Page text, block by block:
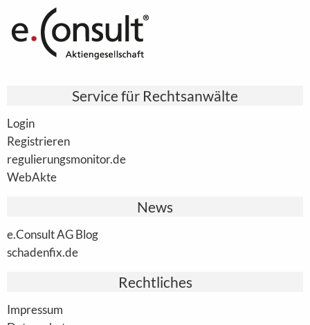
Service für Rechtsanwälte
Login
Registrieren
regulierungsmonitor.de
WebAkte
News
e.Consult AG Blog
schadenfix.de
Rechtliches
Impressum